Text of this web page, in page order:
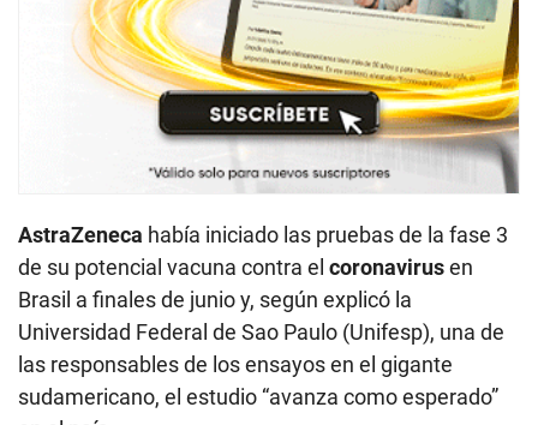
AstraZeneca había iniciado las pruebas de la fase 3
de su potencial vacuna contra el coronavirusen
Brasil a finales de junio y, según explicó la
Universidad Federal de Sao Paulo (Unifesp), una de
las responsables de los ensayos en el gigante
sudamericano, el estudio “avanza como esperado”